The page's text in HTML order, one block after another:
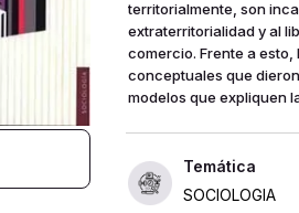
territorialmente, son
extraterritorialidad y al
comercio. Frente a
conceptuales que
modelos que expliquen
SOCIOLOGIA